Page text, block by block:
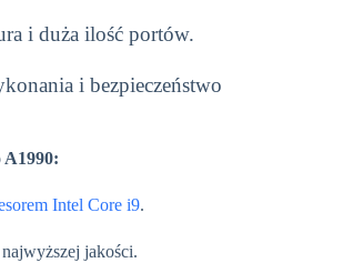
i duża ilość portów.
i bezpieczeństwo
Intel Core i9.
jakości.